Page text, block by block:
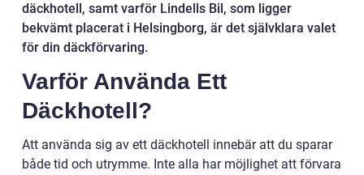
däckhotell, samt varför Lindells Bil, som ligger
bekvämt placerat i Helsingborg, är det självklara valet
för din däckförvaring.
Varför Använda Ett
Däckhotell?
Att använda sig av ett däckhotell innebär att du sparar
både tid och utrymme. Inte alla har möjlighet att förvara